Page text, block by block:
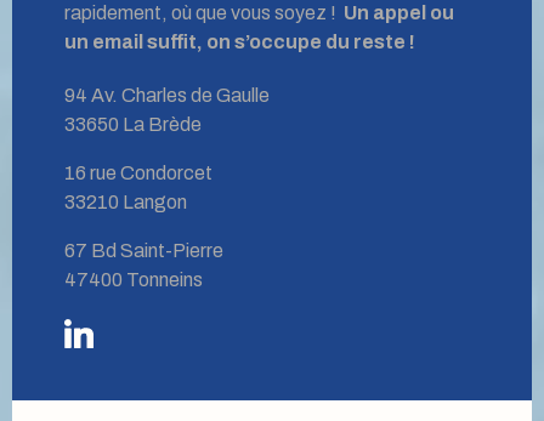
rapidement, où que vous soyez ! Un appel ou
un email suffit, on s’occupe du reste !
94 Av. Charles de Gaulle
33650 La Brède
16 rue Condorcet
33210 Langon
67 Bd Saint-Pierre
47400 Tonneins